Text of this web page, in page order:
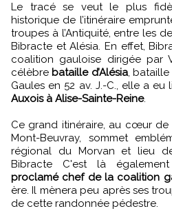
Le tracé se veut le plus
historique de l’itinéraire
troupes à l’Antiquité, entre les
Bibracte et Alésia. En effet,
coalition gauloise dirigée par
célèbre bataille d’Alésia, bataille
Gaules en 52 av. J.-C., elle a eu
Auxois à Alise-Sainte-Reine.
Ce grand itinéraire, au cœur
Mont-Beuvray, sommet
régional du Morvan et lieu
Bibracte C'est là
proclamé chef de la coalition
ère. Il mènera peu après ses
de cette randonnée pédestre.